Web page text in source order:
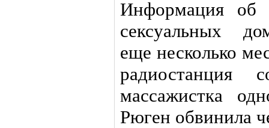
Информация об
сексуальных
еще несколько
массажистка
Рюген обвинила